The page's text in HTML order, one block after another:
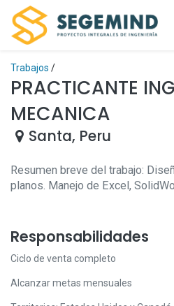
Trabajos /
PRACTICANTE
MECANICA
Santa, Peru
Resumen breve del trabajo:
planos. Manejo de Excel,
Responsabilidades
Ciclo de venta completo
Alcanzar metas mensuales